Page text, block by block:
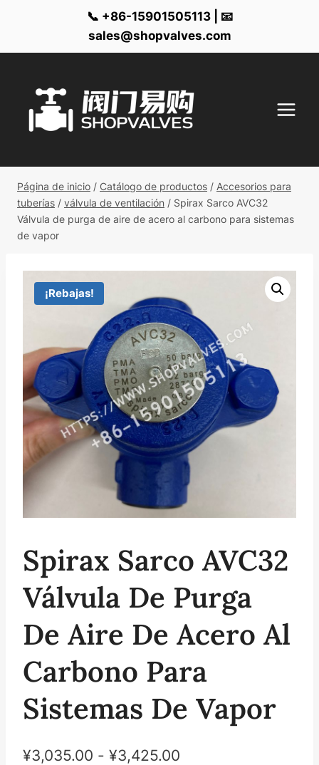
📞 +86-15901505113 | 📧
sales@shopvalves.com
contenido
Página de inicio / Catálogo de productos / Accesorios para
tuberías / válvula de ventilación / Spirax Sarco AVC32
Válvula de purga de aire de acero al carbono para sistemas
de vapor
¡Rebajas!
Spirax Sarco AVC32
Válvula De Purga
De Aire De Acero Al
Carbono Para
Sistemas De Vapor
¥3,035.00 - ¥3,425.00